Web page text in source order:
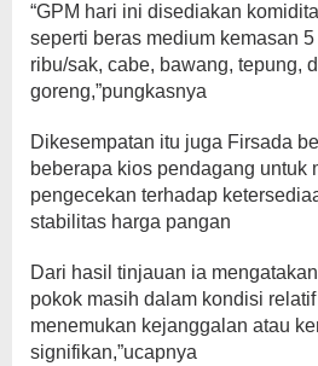
“GPM hari ini disediakan
seperti beras medium kemasan
ribu/sak, cabe, bawang, tepung,
goreng,”pungkasnya
Dikesempatan itu juga Firsada
beberapa kios pendagang untuk
pengecekan terhadap
stabilitas harga pangan
Dari hasil tinjauan ia
pokok masih dalam kondisi
menemukan kejanggalan atau
signifikan,”ucapnya